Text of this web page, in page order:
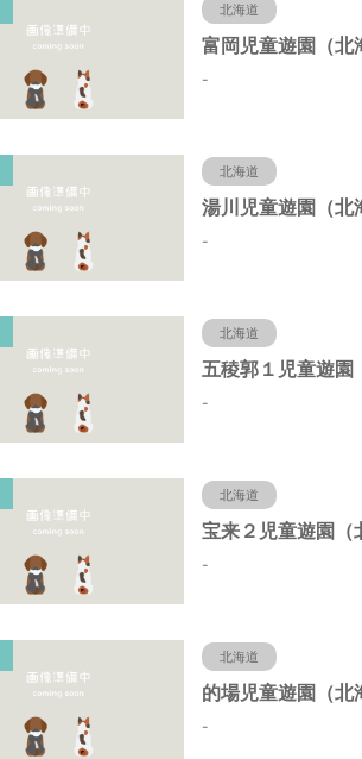
北海道
-
北海道
-
北海道
-
北海道
-
北海道
-